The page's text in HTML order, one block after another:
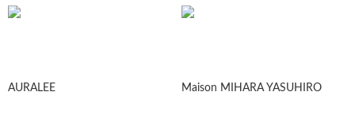
AURALEE Maison MIHARA YASUHIRO